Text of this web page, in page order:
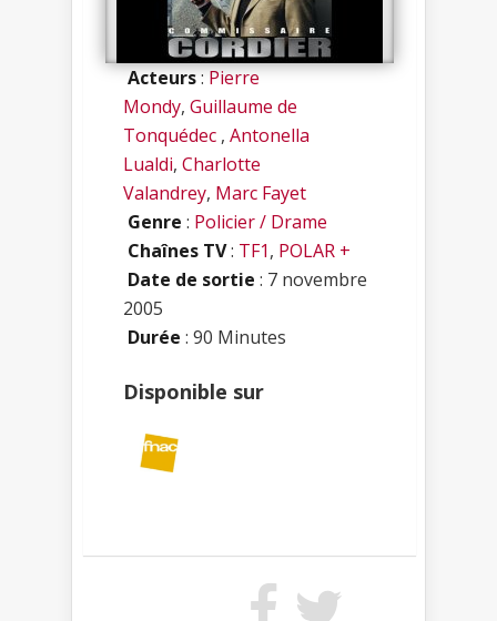
Acteurs:Pierre
Mondy, Guillaume de
Tonquédec , Antonella
Lualdi, Charlotte
Valandrey, Marc Fayet
Genre : Policier / Drame
Chaînes TV: TF1, POLAR +
Date de sortie : 7 novembre
2005
Durée : 90 Minutes
Disponible sur